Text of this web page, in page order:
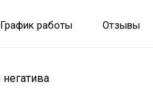
График работы Отзывы